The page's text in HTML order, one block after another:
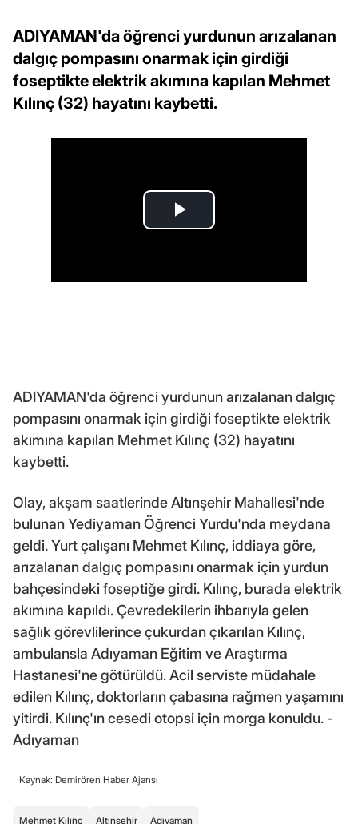
ADIYAMAN'da öğrenci yurdunun arızalanan
dalgıç pompasını onarmak için girdiği
foseptikte elektrik akımına kapılan Mehmet
Kılınç (32) hayatını kaybetti.
ADIYAMAN'da öğrenci yurdunun arızalanan dalgıç
pompasını onarmak için girdiği foseptikte elektrik
akımına kapılan Mehmet Kılınç (32) hayatını
kaybetti.
Olay, akşam saatlerinde Altınşehir Mahallesi'nde
bulunan Yediyaman Öğrenci Yurdu'nda meydana
geldi. Yurt çalışanı Mehmet Kılınç, iddiaya göre,
arızalanan dalgıç pompasını onarmak için yurdun
bahçesindeki foseptiğe girdi. Kılınç, burada elektrik
akımına kapıldı. Çevredekilerin ihbarıyla gelen
sağlık görevlilerince çukurdan çıkarılan Kılınç,
ambulansla Adıyaman Eğitim ve Araştırma
Hastanesi'ne götürüldü. Acil serviste müdahale
edilen Kılınç, doktorların çabasına rağmen yaşamını
yitirdi. Kılınç'ın cesedi otopsi için morga konuldu. -
Adıyaman
Kaynak: Demirören Haber Ajansı
Mehmet Kılınç Altınşehir Adıyaman